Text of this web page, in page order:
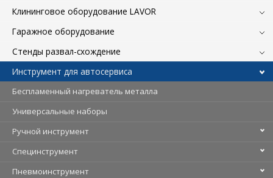
Клининговое оборудование LAVOR
Гаражное оборудование
Стенды развал-схождение
Инструмент для автосервиса
Беспламенный нагреватель металла
Универсальные наборы
Ручной инструмент
Специнструмент
Пневмоинструмент